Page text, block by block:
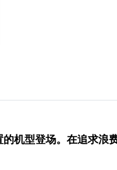
机型登场。在追求浪